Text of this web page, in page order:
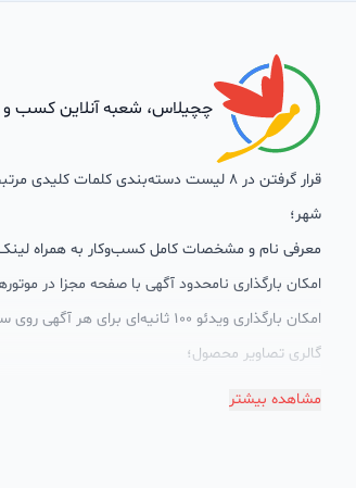
چچیلاس، شعبه آنلاین کسب و
قرار گرفتن در 8 لیست دسته‌بندی کلمات
شهر؛
معرفی نام و مشخصات کامل کسب‌وکار به همراه
امکان بارگذاری نامحدود آگهی با صفحه مجزا در
امکان بارگذاری ویدئو 100 ثانیه‌ای برای هر آگهی روی سرور چچیلاس؛
گالری تصاویر محصول؛
امکان دسته‌بندی آگهی‌ها
مشاهده بیشتر